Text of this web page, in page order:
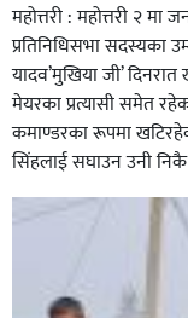
सिराहाको औरहीमा
महोत्तरी : महोत्तरी २ मा
प्रतिनिधिसभा सदस्यका
यादव’मुखिया जी’
मेयरका प्रत्यासी समेत
कमाण्डरका रूपमा
सिंहलाई सघाउन उनी